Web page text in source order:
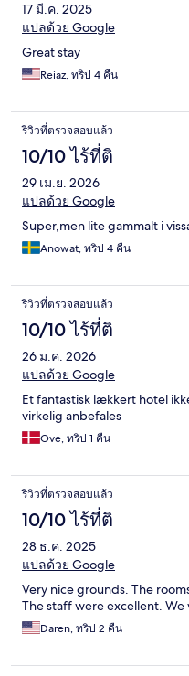
17 มี.ค. 2025
แปลด้วย Google
Great stay
Reiaz, ทริป 4 คืน
รีวิวที่ตรวจสอบแล้ว
10/10 ไร้ที่ติ
29 เม.ย. 2026
แปลด้วย Google
Super,men lite gammalt i
Anowat, ทริป 4 คืน
รีวิวที่ตรวจสอบแล้ว
10/10 ไร้ที่ติ
26 ม.ค. 2026
แปลด้วย Google
Et fantastisk lækkert hotel
virkelig anbefales
Ove, ทริป 1 คืน
รีวิวที่ตรวจสอบแล้ว
10/10 ไร้ที่ติ
28 ธ.ค. 2025
แปลด้วย Google
Very nice grounds. The
The staff were excellent. We
Daren, ทริป 2 คืน